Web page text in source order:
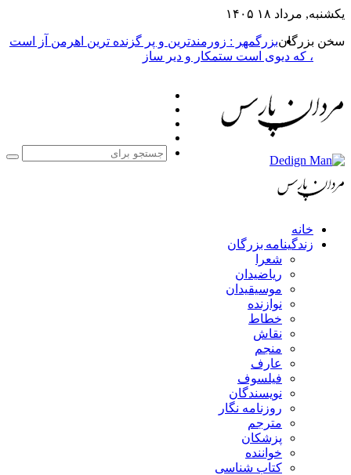
یکشنبه, مرداد ۱۸ ۱۴۰۵
سخن بزرگانبزرگمهر : زورمندترین و پر گزنده ترین اهرمن آز است
، که دیوی است ستمکار و دیر ساز
خانه
زندگینامه بزرگان
شعرا
ریاضیدان
موسیقیدان
نوازنده
خطاط
نقاش
منجم
عارف
فیلسوف
نویسندگان
روزنامه نگار
مترجم
پزشکان
خواننده
کتاب شناسی